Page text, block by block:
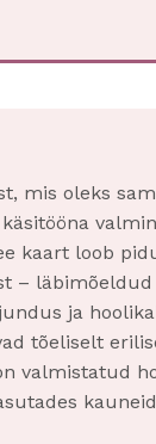
mis oleks
kaart loob
–
ja
tõeliselt
valmistatud